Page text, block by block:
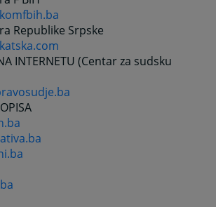
Republike Srpske
INTERNETU (Centar za sudsku